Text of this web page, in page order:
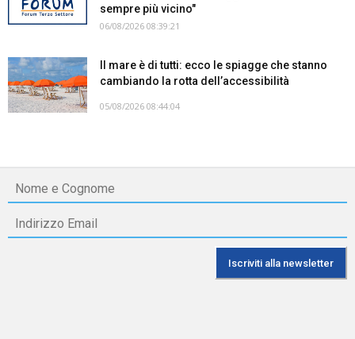
sempre più vicino"
06/08/2026 08:39:21
Il mare è di tutti: ecco le spiagge che stanno
cambiando la rotta dell’accessibilità
05/08/2026 08:44:04